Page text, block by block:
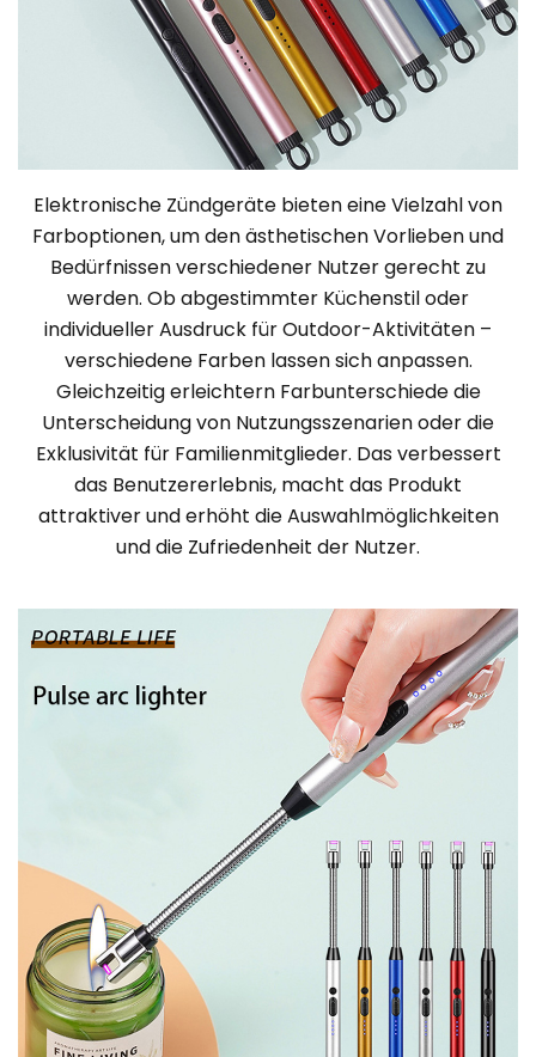
Elektronische Zündgeräte bieten eine Vielzahl von
Farboptionen, um den ästhetischen Vorlieben und
Bedürfnissen verschiedener Nutzer gerecht zu
werden. Ob abgestimmter Küchenstil oder
individueller Ausdruck für Outdoor-Aktivitäten –
verschiedene Farben lassen sich anpassen.
Gleichzeitig erleichtern Farbunterschiede die
Unterscheidung von Nutzungsszenarien oder die
Exklusivität für Familienmitglieder. Das verbessert
das Benutzererlebnis, macht das Produkt
attraktiver und erhöht die Auswahlmöglichkeiten
und die Zufriedenheit der Nutzer.